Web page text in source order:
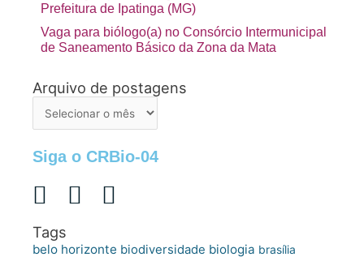
Prefeitura de Ipatinga (MG)
Vaga para biólogo(a) no Consórcio Intermunicipal
de Saneamento Básico da Zona da Mata
Arquivo de postagens
Arquivo
Siga o CRBio-04
Tags
belo horizonte biodiversidade biologia brasília